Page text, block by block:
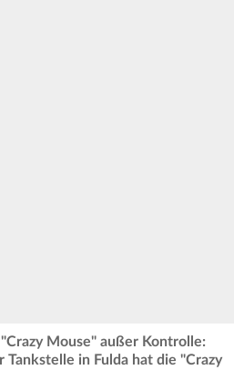
Mouse" außer Kontrolle:
Tankstelle in Fulda hat die "Crazy